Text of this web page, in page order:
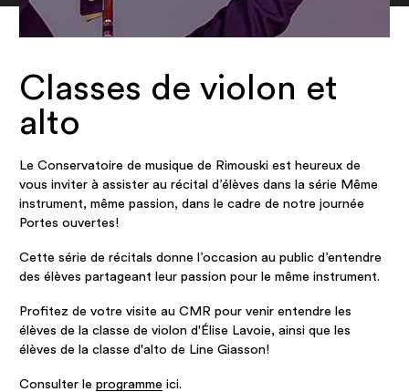
Classes de violon et
alto
Le Conservatoire de musique de Rimouski est heureux de
vous inviter à assister au récital d’élèves dans la série Même
instrument, même passion, dans le cadre de notre journée
Portes ouvertes!
Cette série de récitals donne l’occasion au public d’entendre
des élèves partageant leur passion pour le même instrument.
Profitez de votre visite au CMR pour venir entendre les
élèves de la classe de violon d'Élise Lavoie, ainsi que les
élèves de la classe d'alto de Line Giasson!
Consulter leprogramme ici.